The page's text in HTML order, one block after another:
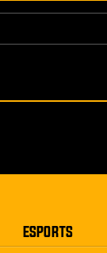
ESPORTS